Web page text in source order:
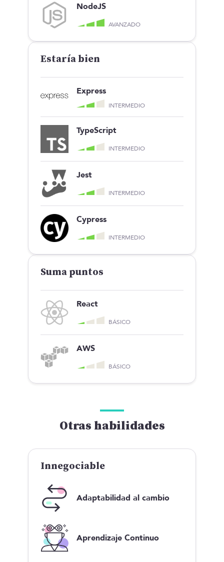
NodeJS
AVANZADO
Estaría bien
Express
INTERMEDIO
TypeScript
INTERMEDIO
Jest
INTERMEDIO
Cypress
INTERMEDIO
Suma puntos
React
BÁSICO
AWS
BÁSICO
Otras habilidades
Innegociable
Adaptabilidad al cambio
Aprendizaje Continuo